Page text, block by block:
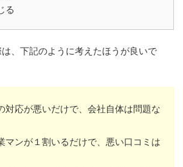
る
、下記のように考えたほうが良いで
対応が悪いだけで、会社自体は問題な
マンが１割いるだけで、悪い口コミは